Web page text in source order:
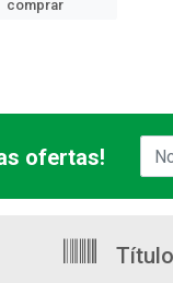
comprar
ofertas!